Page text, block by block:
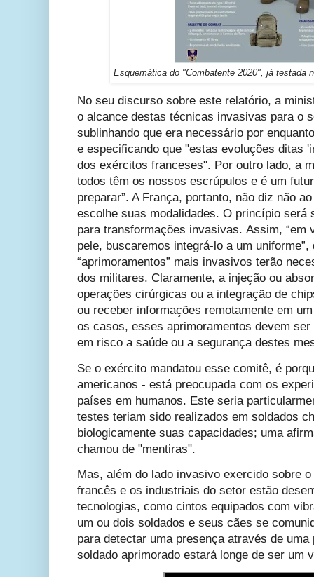
Esquemática do "Combatente 2020", já testada
No seu discurso sobre este relatório, a
o alcance destas técnicas invasivas para o
sublinhando que era necessário por
e especificando que "estas evoluções ditas
dos exércitos franceses". Por outro lado, a
todos têm os nossos escrúpulos e é um
preparar”. A França, portanto, não diz não
escolhe suas modalidades. O princípio será
para transformações invasivas. Assim, “em
pele, buscaremos integrá-lo a um
“aprimoramentos” mais invasivos terão
dos militares. Claramente, a injeção ou
operações cirúrgicas ou a integração de
ou receber informações remotamente em
os casos, esses aprimoramentos devem
em risco a saúde ou a segurança destes
Se o exército mandatou esse comitê, é
americanos - está preocupada com os
países em humanos. Este seria
testes teriam sido realizados em soldados
biologicamente suas capacidades; uma
chamou de "mentiras".
Mas, além do lado invasivo exercido sobre
francês e os industriais do setor estão
tecnologias, como cintos equipados com
um ou dois soldados e seus cães se
para detectar uma presença através de
soldado aprimorado estará longe de ser um